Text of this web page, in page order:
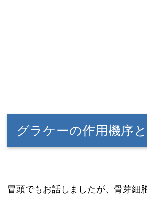
グラケーの作用機序
冒頭でもお話しましたが、骨芽細